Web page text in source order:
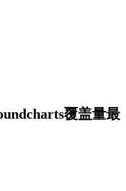
覆盖量最